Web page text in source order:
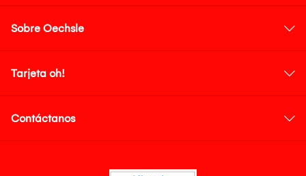
Sobre Oechsle
Tarjeta oh!
Contáctanos